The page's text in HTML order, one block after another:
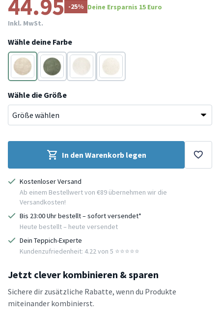
44.95 -25% Deine Ersparnis 15 Euro
Inkl. MwSt.
Wähle deine Farbe
Beige Grün Creme
Creme
Wähle die Größe
In den Warenkorb legen
Kostenloser Versand
Ab einem Bestellwert von €89 übernehmen wir die
Versandkosten!
Bis 23:00 Uhr bestellt – sofort versendet*
Heute bestellt – heute versendet
Dein Teppich-Experte
Kundenzufriedenheit: 4.22 von 5 ⭐️⭐️⭐️⭐️⭐️
Jetzt clever kombinieren & sparen
Sichere dir zusätzliche Rabatte, wenn du Produkte
miteinander kombinierst.